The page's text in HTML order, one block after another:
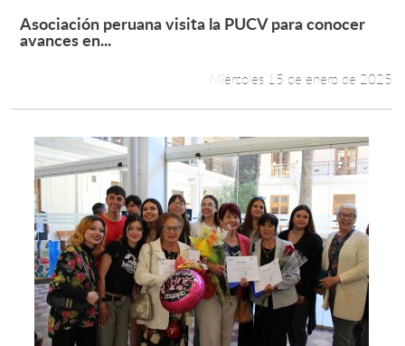
Leer más +
Asociación peruana visita la PUCV para conocer
avances en...
Miércoles 15 de enero de 2025